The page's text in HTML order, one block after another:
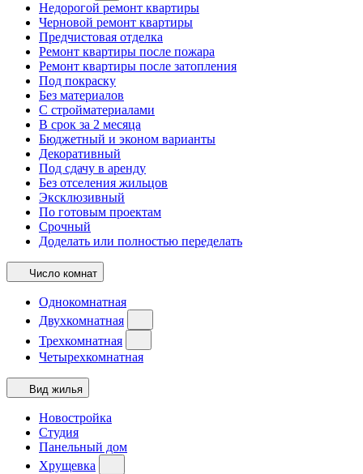
Недорогой ремонт квартиры
Черновой ремонт квартиры
Предчистовая отделка
Ремонт квартиры после пожара
Ремонт квартиры после затопления
Под покраску
Без материалов
С стройматериалами
В срок за 2 месяца
Бюджетный и эконом варианты
Декоративный
Под сдачу в аренду
Без отселения жильцов
Эксклюзивный
По готовым проектам
Срочный
Доделать или полностью переделать
Число комнат
Однокомнатная
Двухкомнатная
Трехкомнатная
Четырехкомнатная
Вид жилья
Новостройка
Студия
Панельный дом
Хрущевка